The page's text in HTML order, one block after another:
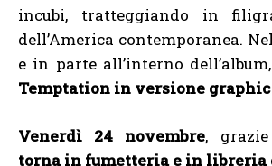
incubi, tratteggiando in
dell’America contemporanea.
e in parte all’interno
Temptation in versione
Venerdì 24 novembre,
torna in fumetteria e in libreria